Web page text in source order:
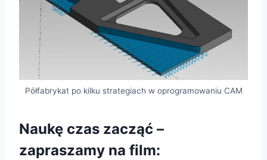
Półfabrykat po kilku strategiach w oprogramowaniu CAM
Naukę czas zacząć –
zapraszamy na film: